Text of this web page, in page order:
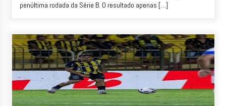
penúltima rodada da Série B. O resultado apenas […]